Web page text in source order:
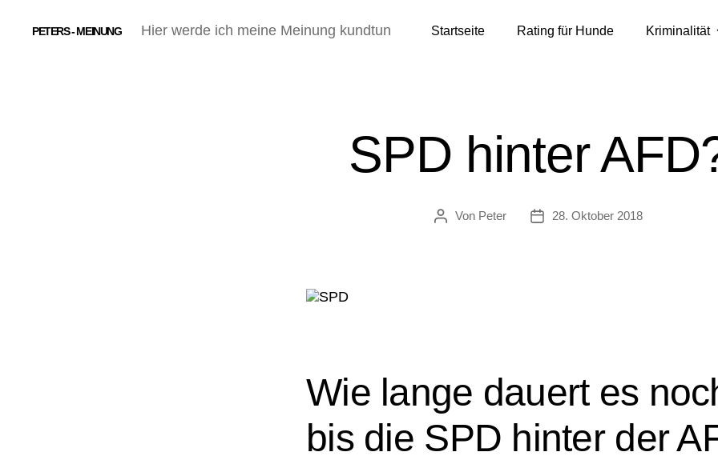
PETERS - MEINUNG Hier werde ich meine Meinung kundtun Startseite Rating für Hunde Kriminalität
SPD hinter
Beitragsautor
Von Peter Veröffentlichungsdatum
28. Oktober 2018
Wie lange dauert es
bis die SPD hinter der